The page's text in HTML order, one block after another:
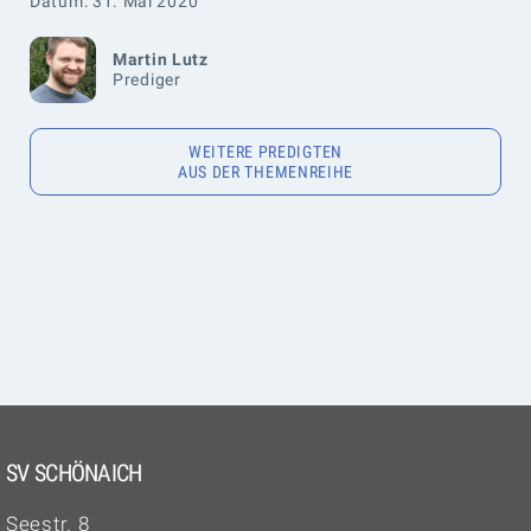
Martin Lutz
Prediger
WEITERE PREDIGTEN
AUS DER THEMENREIHE
SV SCHÖNAICH
Seestr. 8